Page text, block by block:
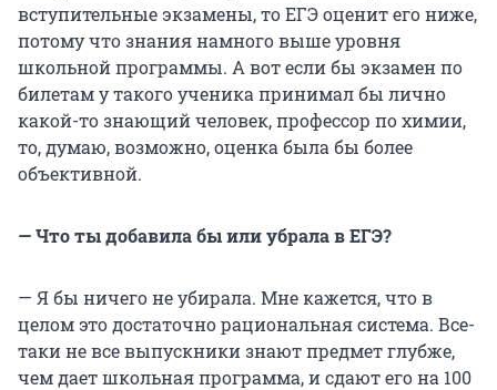
вступительные экзамены, то ЕГЭ оценит его ниже,
потому что знания намного выше уровня
школьной программы. А вот если бы экзамен по
билетам у такого ученика принимал бы лично
какой-то знающий человек, профессор по химии,
то, думаю, возможно, оценка была бы более
объективной.
— Что ты добавила бы или убрала в ЕГЭ?
— Я бы ничего не убирала. Мне кажется, что в
целом это достаточно рациональная система. Все-
таки не все выпускники знают предмет глубже,
чем дает школьная программа, и сдают его на 100